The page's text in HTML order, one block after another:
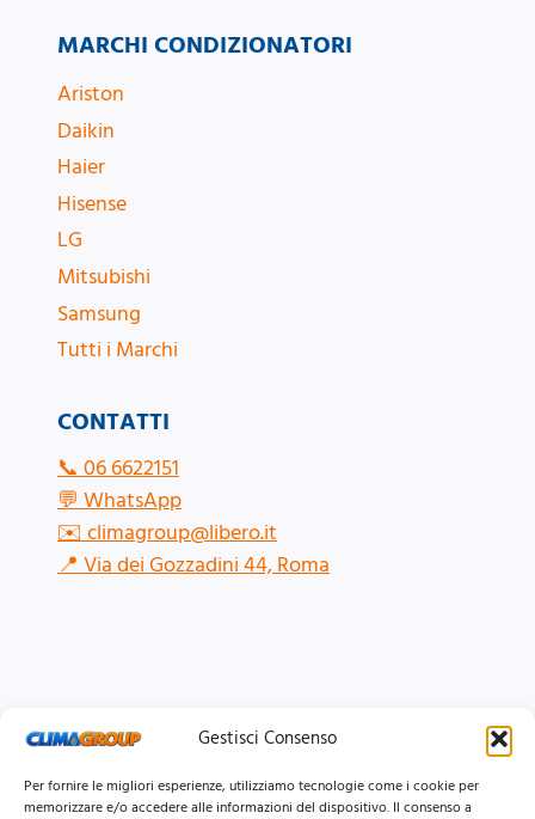
Gestisci Consenso
Per fornire le migliori esperienze, utilizziamo tecnologie come i cookie per
memorizzare e/o accedere alle informazioni del dispositivo. Il consenso a
CONTATTI
📞06 6622151
💬WhatsApp
✉️climagroup@libero.it
📍Via dei Gozzadini 44, Roma
MARCHI CONDIZIONATORI
Ariston
Daikin
Haier
Hisense
LG
Mitsubishi
Samsung
Tutti i Marchi